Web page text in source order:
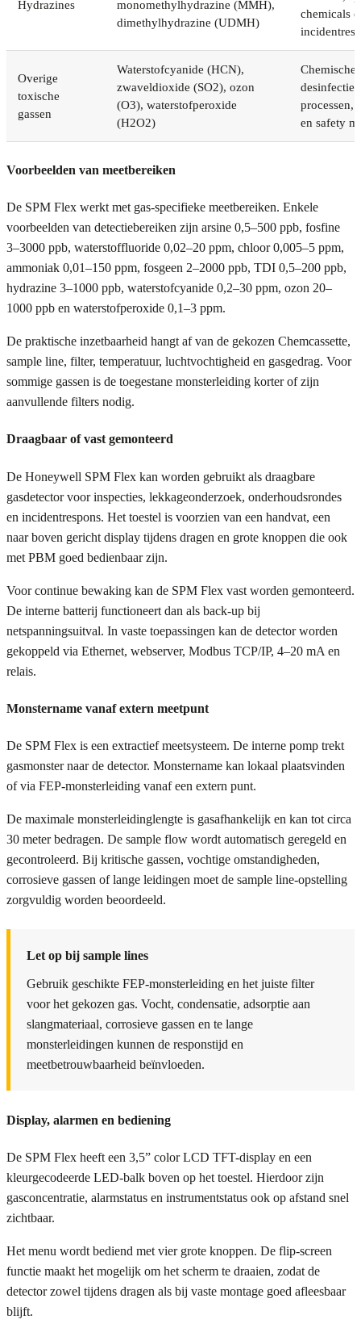
Hydrazines
monomethylhydrazine (MMH),
dimethylhydrazine (UDMH)
chemicals
Overige
toxische
gassen
Waterstofcyanide (HCN),
zwaveldioxide (SO2), ozon
(O3), waterstofperoxide
(H2O2)
Chemische
processen,
en safety
Voorbeelden van meetbereiken
De SPM Flex werkt met gas-specifieke meetbereiken. Enkele
voorbeelden van detectiebereiken zijn arsine 0,5–500 ppb, fosfine
3–3000 ppb, waterstoffluoride 0,02–20 ppm, chloor 0,005–5 ppm,
ammoniak 0,01–150 ppm, fosgeen 2–2000 ppb, TDI 0,5–200 ppb,
hydrazine 3–1000 ppb, waterstofcyanide 0,2–30 ppm, ozon 20–
1000 ppb en waterstofperoxide 0,1–3 ppm.
De praktische inzetbaarheid hangt af van de gekozen Chemcassette,
sample line, filter, temperatuur, luchtvochtigheid en gasgedrag. Voor
sommige gassen is de toegestane monsterleiding korter of zijn
aanvullende filters nodig.
Draagbaar of vast gemonteerd
De Honeywell SPM Flex kan worden gebruikt als draagbare
gasdetector voor inspecties, lekkageonderzoek, onderhoudsrondes
en incidentrespons. Het toestel is voorzien van een handvat, een
naar boven gericht display tijdens dragen en grote knoppen die ook
met PBM goed bedienbaar zijn.
Voor continue bewaking kan de SPM Flex vast worden gemonteerd.
De interne batterij functioneert dan als back-up bij
netspanningsuitval. In vaste toepassingen kan de detector worden
gekoppeld via Ethernet, webserver, Modbus TCP/IP, 4–20 mA en
relais.
Monstername vanaf extern meetpunt
De SPM Flex is een extractief meetsysteem. De interne pomp trekt
gasmonster naar de detector. Monstername kan lokaal plaatsvinden
of via FEP-monsterleiding vanaf een extern punt.
De maximale monsterleidinglengte is gasafhankelijk en kan tot circa
30 meter bedragen. De sample flow wordt automatisch geregeld en
gecontroleerd. Bij kritische gassen, vochtige omstandigheden,
corrosieve gassen of lange leidingen moet de sample line-opstelling
zorgvuldig worden beoordeeld.
Let op bij sample lines
Gebruik geschikte FEP-monsterleiding en het juiste filter
voor het gekozen gas. Vocht, condensatie, adsorptie aan
slangmateriaal, corrosieve gassen en te lange
monsterleidingen kunnen de responstijd en
meetbetrouwbaarheid beïnvloeden.
Display, alarmen en bediening
De SPM Flex heeft een 3,5” color LCD TFT-display en een
kleurgecodeerde LED-balk boven op het toestel. Hierdoor zijn
gasconcentratie, alarmstatus en instrumentstatus ook op afstand snel
zichtbaar.
Het menu wordt bediend met vier grote knoppen. De flip-screen
functie maakt het mogelijk om het scherm te draaien, zodat de
detector zowel tijdens dragen als bij vaste montage goed afleesbaar
blijft.